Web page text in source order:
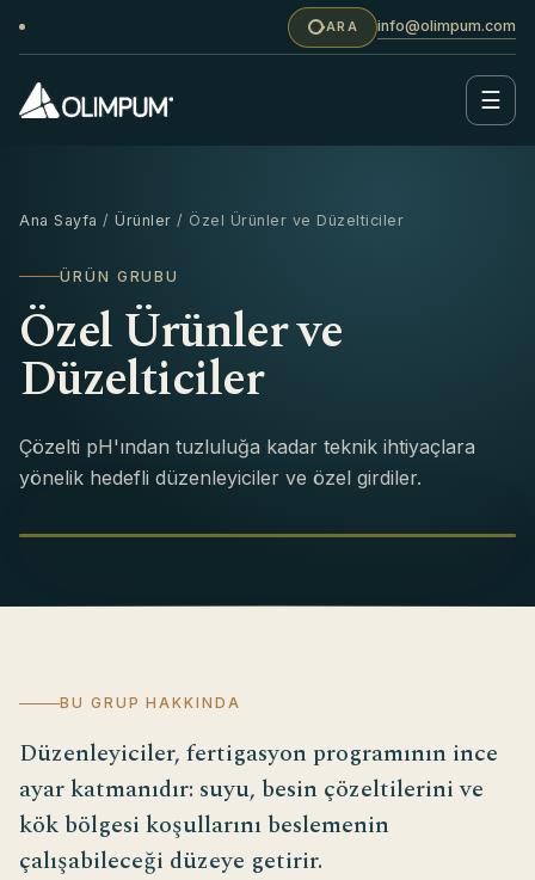
ARA info@olimpum.com
☰
Ana Sayfa / Ürünler / Özel Ürünler ve Düzelticiler
ÜRÜN GRUBU
Özel Ürünler ve
Düzelticiler
Çözelti pH'ından tuzluluğa kadar teknik ihtiyaçlara
yönelik hedefli düzenleyiciler ve özel girdiler.
BU GRUP HAKKINDA
Düzenleyiciler, fertigasyon programının ince
ayar katmanıdır: suyu, besin çözeltilerini ve
kök bölgesi koşullarını beslemenin
çalışabileceği düzeye getirir.